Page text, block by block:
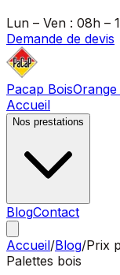
Lun – Ven : 08h –
Demande de devis
Pacap Bois
Accueil
Nos prestations
BlogContact
Accueil/Blog/Prix
Palettes bois